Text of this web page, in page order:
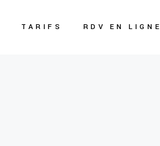
TARIFS RDV EN LIGNE